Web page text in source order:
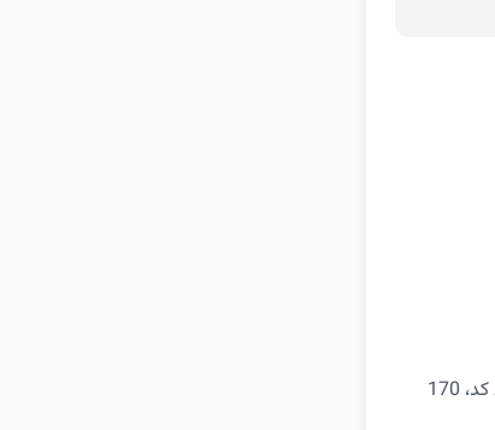
در اولین خرید بالای 300 هزار تومان از سرویس رستوران یا کافه اسنپ فود، می‌توانید با ثبت این کد، 170